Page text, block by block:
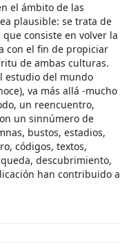
el ámbito de las
plausible: se trata de
consiste en volver la
con el fin de propiciar
de ambas culturas.
estudio del mundo
va más allá -mucho
un reencuentro,
un sinnúmero de
bustos, estadios,
códigos, textos,
descubrimiento,
han contribuido a